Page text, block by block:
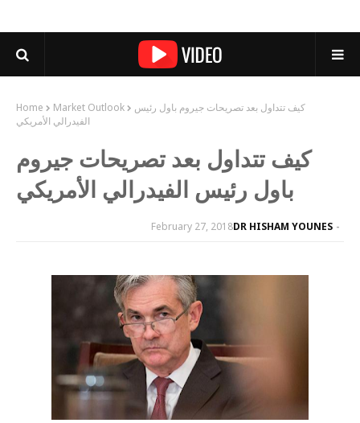
Home Market Outlook
كيف تتداول بعد تصريحات جيروم باول رئيس
الفيدرالي الأمريكي
كيف تتداول بعد تصريحات جيروم
باول رئيس الفيدرالي الأمريكي
DR HISHAM YOUNES
February 27, 2018